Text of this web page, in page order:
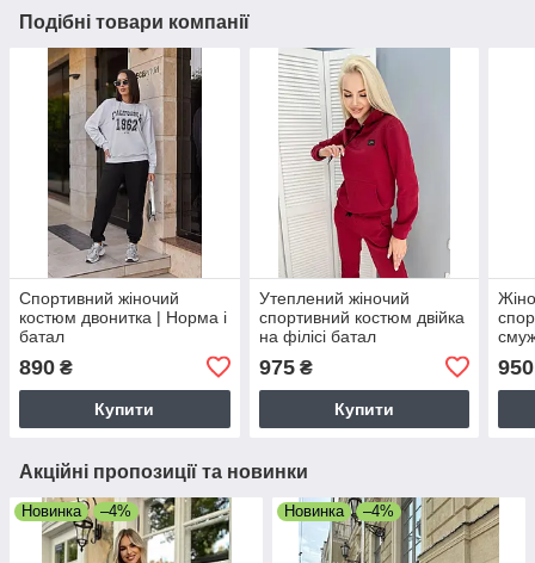
Подібні товари компанії
Спортивний жіночий
костюм двонитка | Норма і
батал
890 ₴
Купити
Утеплений жіночий
спортивний костюм двійка
на філісі батал
975₴
Купити
950
Акційні пропозиції та новинки
Новинка –4% Новинка –4%